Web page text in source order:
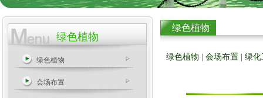
绿色植物
绿色植物
会场布置
绿色植物
绿色植物 会场布置 绿化